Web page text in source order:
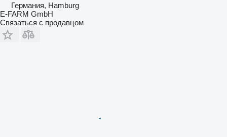
Германия, Hamburg
E-FARM GmbH
Связаться с продавцом